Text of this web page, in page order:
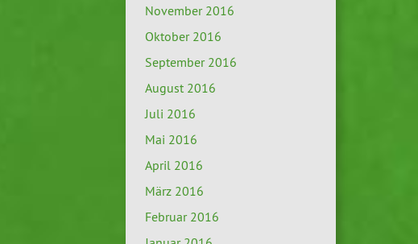
November 2016
Oktober 2016
September 2016
August 2016
Juli 2016
Mai 2016
April 2016
März 2016
Februar 2016